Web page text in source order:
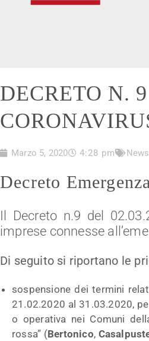
DECRETO N.
Marzo 5, 2020 4:28 pm News
Decreto
Il Decreto n.9 del
imprese connesse
Di seguito si riportano le
sospensione dei termini
21.02.2020 al 31.03.2020,
o operativa nei Comuni
rossa” (Bertonico,